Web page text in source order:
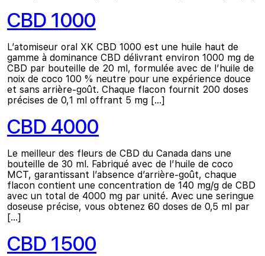
CBD 1000
L’atomiseur oral XK CBD 1000 est une huile haut de
gamme à dominance CBD délivrant environ 1000 mg de
CBD par bouteille de 20 ml, formulée avec de l’huile de
noix de coco 100 % neutre pour une expérience douce
et sans arrière-goût. Chaque flacon fournit 200 doses
précises de 0,1 ml offrant 5 mg […]
CBD 4000
Le meilleur des fleurs de CBD du Canada dans une
bouteille de 30 ml. Fabriqué avec de l’huile de coco
MCT, garantissant l’absence d’arrière-goût, chaque
flacon contient une concentration de 140 mg/g de CBD
avec un total de 4000 mg par unité. Avec une seringue
doseuse précise, vous obtenez 60 doses de 0,5 ml par
[…]
CBD 1500